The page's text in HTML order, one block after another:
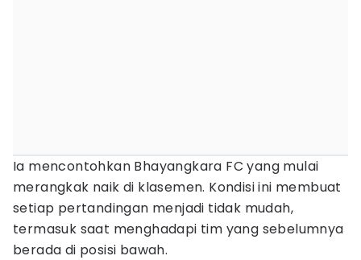
Ia mencontohkan Bhayangkara FC yang mulai
merangkak naik di klasemen. Kondisi ini membuat
setiap pertandingan menjadi tidak mudah,
termasuk saat menghadapi tim yang sebelumnya
berada di posisi bawah.